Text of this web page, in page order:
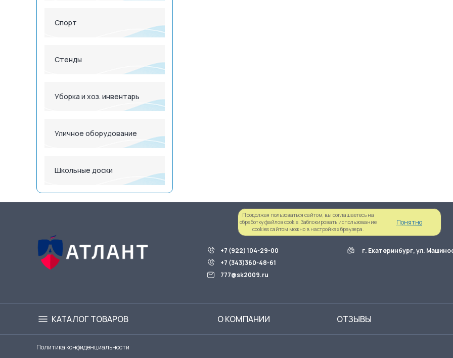
Продолжая пользоваться сайтом, вы соглашаетесь на
обработку файлов cookie. Заблокировать использование
cookies сайтом можно в настройках браузера.
Понятно
Спорт
Стенды
Уборка и хоз. инвентарь
Уличное оборудование
Школьные доски
+7 (922) 104-29-00
+7 (343)360-48-61
777@sk2009.ru
г. Екатеринбург, ул.
КАТАЛОГ ТОВАРОВ О КОМПАНИИ ОТЗЫВЫ
Политика конфиденциальности